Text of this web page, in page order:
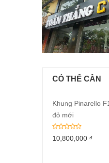
CÓ THỂ CẦN
Khung Pinarello
đỏ mới
10,800,000 ₫